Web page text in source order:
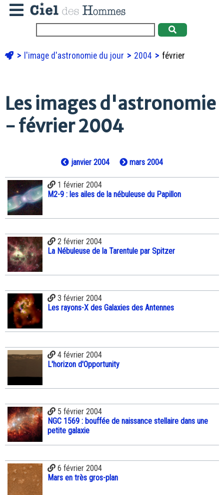
l'image d'astronomie du jour 2004 février
Les images d'astronomie
- février 2004
janvier 2004 mars 2004
1 février 2004
M2-9 : les ailes de la nébuleuse du Papillon
2 février 2004
La Nébuleuse de la Tarentule par Spitzer
3 février 2004
Les rayons-X des Galaxies des Antennes
4 février 2004
L'horizon d'Opportunity
5 février 2004
NGC 1569 : bouffée de naissance stellaire dans une
petite galaxie
6 février 2004
Mars en très gros-plan